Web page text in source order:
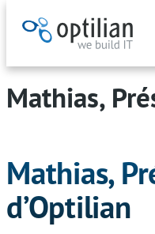
Aller
au
contenu
Mathias,
Mathias,
d’Optilian